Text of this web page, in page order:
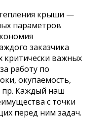
крыши —
параметров
заказчика
критически важных
работу по
окупаемость,
пр. Каждый наш
с точки
перед ним задач.